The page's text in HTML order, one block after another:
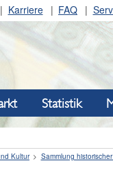
Karriere FAQ
Statistik
Kultur Sammlung